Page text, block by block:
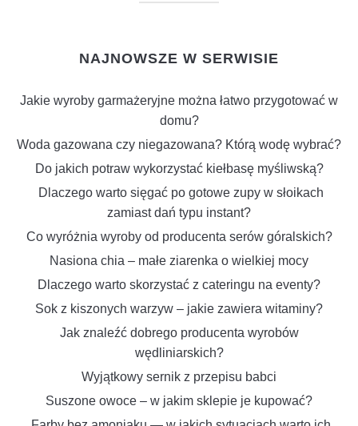
NAJNOWSZE W SERWISIE
Jakie wyroby garmażeryjne można łatwo przygotować w
domu?
Woda gazowana czy niegazowana? Którą wodę wybrać?
Do jakich potraw wykorzystać kiełbasę myśliwską?
Dlaczego warto sięgać po gotowe zupy w słoikach
zamiast dań typu instant?
Co wyróżnia wyroby od producenta serów góralskich?
Nasiona chia – małe ziarenka o wielkiej mocy
Dlaczego warto skorzystać z cateringu na eventy?
Sok z kiszonych warzyw – jakie zawiera witaminy?
Jak znaleźć dobrego producenta wyrobów
wędliniarskich?
Wyjątkowy sernik z przepisu babci
Suszone owoce – w jakim sklepie je kupować?